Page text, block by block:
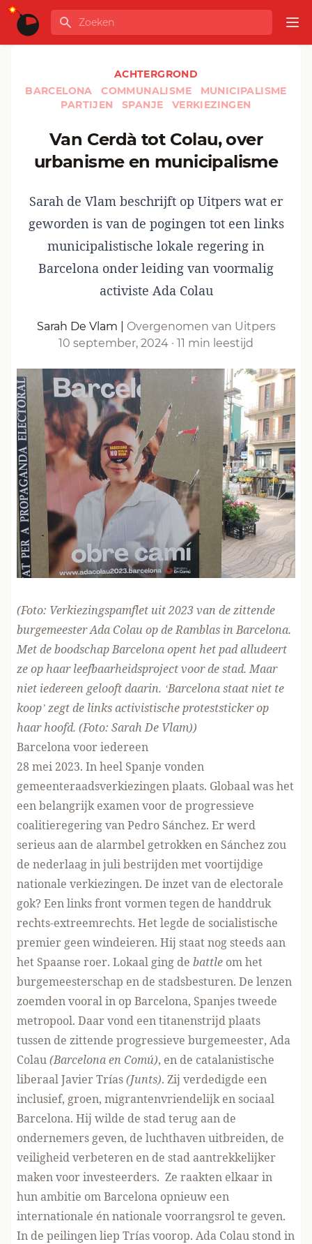
Ga naar de inhoud
GLOBALINFO
Zoeken
ACHTERGROND
BARCELONA
COMMUNALISME
MUNICIPALISME
PARTIJEN
SPANJE VERKIEZINGEN
Van Cerdà tot Colau, over
urbanisme en municipalisme
Sarah de Vlam beschrijft op Uitpers wat er
geworden is van de pogingen tot een links
municipalistische lokale regering in
Barcelona onder leiding van voormalig
activiste Ada Colau
Sarah De Vlam
Overgenomen van Uitpers
10 september, 2024 · 11 min leestijd
(Foto: Verkiezingspamflet uit 2023 van de zittende
burgemeester Ada Colau op de Ramblas in Barcelona.
Met de boodschap Barcelona opent het pad alludeert
ze op haar leefbaarheidsproject voor de stad. Maar
niet iedereen gelooft daarin. ‘Barcelona staat niet te
koop’ zegt de links activistische proteststicker op
haar hoofd. (Foto: Sarah De Vlam))
Barcelona voor iedereen
28 mei 2023. In heel Spanje vonden
gemeenteraadsverkiezingen plaats. Globaal was het
een belangrijk examen voor de progressieve
coalitieregering van Pedro Sánchez. Er werd
serieus aan de alarmbel getrokken en Sánchez zou
de nederlaag in juli bestrijden met voortijdige
nationale verkiezingen. De inzet van de electorale
gok? Een links front vormen tegen de handdruk
rechts-extreemrechts. Het legde de socialistische
premier geen windeieren. Hij staat nog steeds aan
het Spaanse roer. Lokaal ging de battle om het
burgemeesterschap en de stadsbesturen. De lenzen
zoemden vooral in op Barcelona, Spanjes tweede
metropool. Daar vond een titanenstrijd plaats
tussen de zittende progressieve burgemeester, Ada
Colau(Barcelona en Comú), en de catalanistische
liberaal Javier Trías(Junts). Zij verdedigde een
inclusief, groen, migrantenvriendelijk en sociaal
Barcelona. Hij wilde de stad terug aan de
ondernemers geven, de luchthaven uitbreiden, de
veiligheid verbeteren en de stad aantrekkelijker
maken voor investeerders. Ze raakten elkaar in
hun ambitie om Barcelona opnieuw een
internationale én nationale voorrangsrol te geven.
In de peilingen liep Trías voorop. Ada Colau stond in